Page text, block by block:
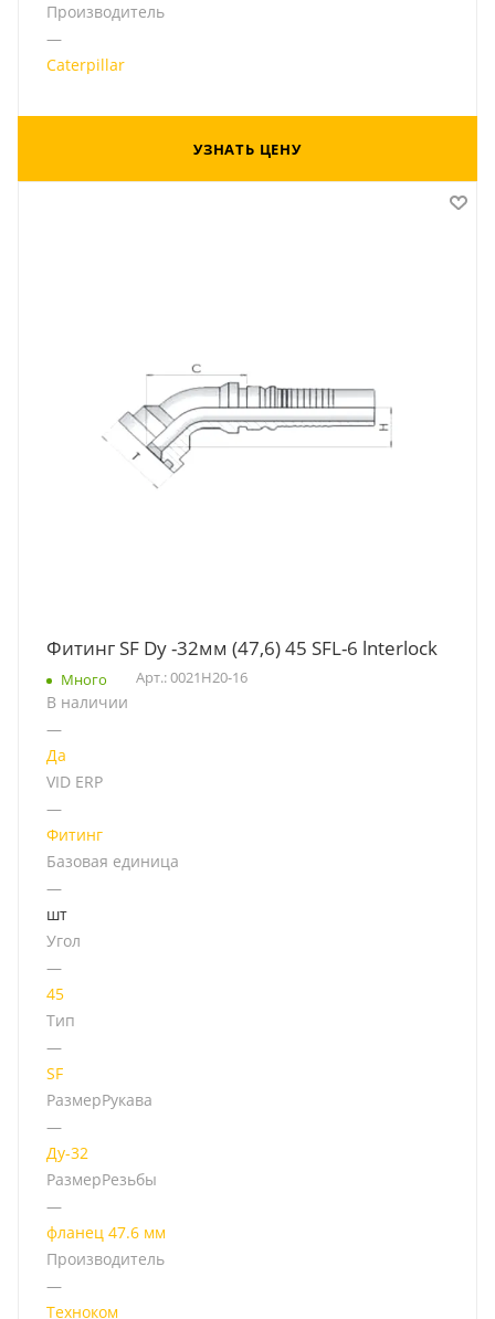
Производитель
—
Caterpillar
УЗНАТЬ ЦЕНУ
Фитинг SF Dу -32мм (47,6) 45 SFL-6 lnterlock
Много Арт.: 0021H20-16
В наличии
—
Да
VID ERP
—
Фитинг
Базовая единица
—
шт
Угол
—
45
Тип
—
SF
РазмерРукава
—
Ду-32
РазмерРезьбы
—
фланец 47.6 мм
Производитель
—
Техноком